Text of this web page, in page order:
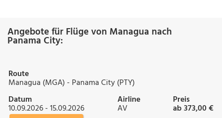
Angebote für Flüge von Managua nach
Panama City:
Route
Managua (MGA) - Panama City (PTY)
Datum
10.09.2026 - 15.09.2026
Airline
AV
Preis
ab 373,00 €